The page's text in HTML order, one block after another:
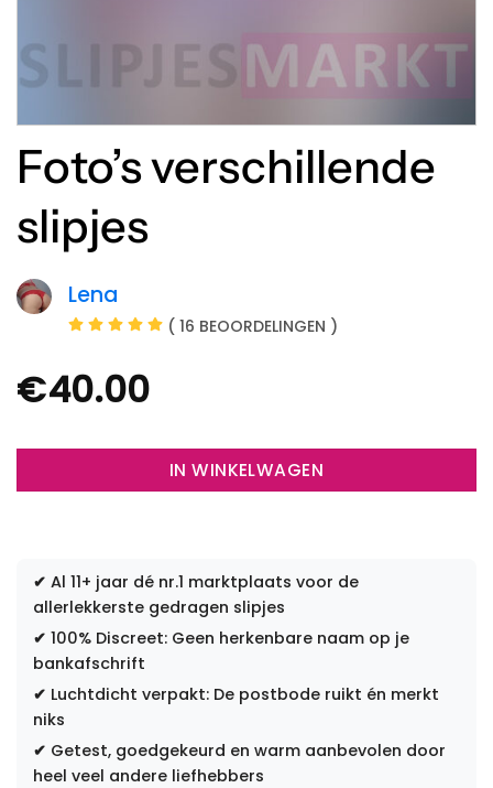
Foto’s verschillende
slipjes
Lena
( 16 BEOORDELINGEN )
€40.00
IN WINKELWAGEN
✔ Al 11+ jaar dé nr.1 marktplaats voor de
allerlekkerste gedragen slipjes
✔ 100% Discreet: Geen herkenbare naam op je
bankafschrift
✔ Luchtdicht verpakt: De postbode ruikt én merkt
niks
✔ Getest, goedgekeurd en warm aanbevolen door
heel veel andere liefhebbers